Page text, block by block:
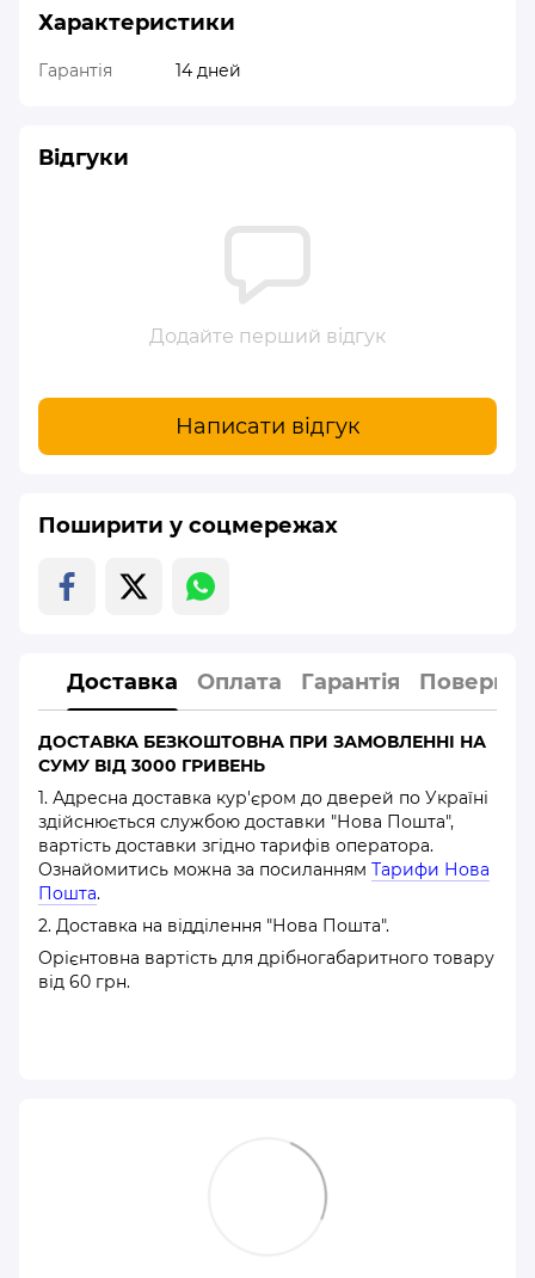
Характеристики
Гарантія 14 дней
Відгуки
Додайте перший відгук
Написати відгук
Поширити у соцмережах
Доставка Оплата Гарантія
ДОСТАВКА БЕЗКОШТОВНА ПРИ ЗАМОВЛЕННІ НА
СУМУ ВІД 3000 ГРИВЕНЬ
1. Адресна доставка кур'єром до дверей по Україні
здійснюється службою доставки "Нова Пошта",
вартість доставки згідно тарифів оператора.
Ознайомитись можна за посиланням Тарифи Нова
Пошта.
2. Доставка на відділення "Нова Пошта".
Орієнтовна вартість для дрібногабаритного товару
від 60 грн.